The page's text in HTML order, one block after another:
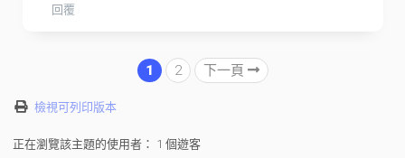
回覆
1 2 下一頁
檢視可列印版本
正在瀏覽該主題的使用者： 1 個遊客